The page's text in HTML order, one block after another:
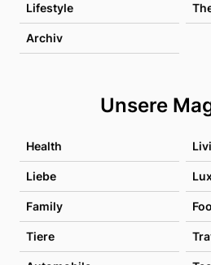
Lifestyle
Archiv
Unsere
Health
Liebe
Family
Tiere